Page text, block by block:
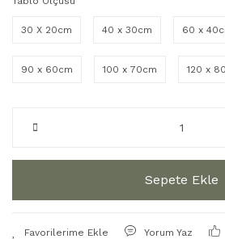
30 X 20cm 40 x 30cm 60 x
90 x 60cm 100 x 70cm 120 x
Sepete Ekle
Yorum Yaz